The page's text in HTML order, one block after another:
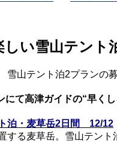
しい雪山テン
山テント泊2プランの
にて高津ガイドの“早く
泊・麦草岳2日間 12/12
る麦草岳。雪山テント